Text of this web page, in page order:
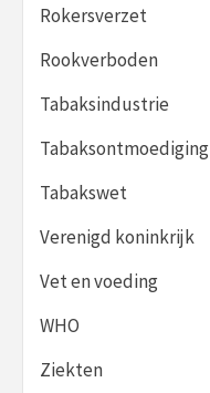
Rokersverzet
Rookverboden
Tabaksindustrie
Tabaksontmoediging
Tabakswet
Verenigd koninkrijk
Vet en voeding
WHO
Ziekten